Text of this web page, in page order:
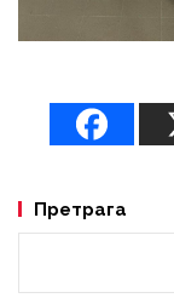
Претрага